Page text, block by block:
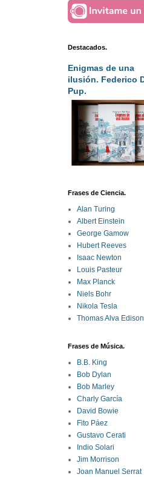
Destacados.
Enigmas de una
ilusión. Federico
Pup.
Frases de Ciencia.
Alan Turing
Albert Einstein
George Gamow
Hubert Reeves
Isaac Newton
Louis Pasteur
Max Planck
Niels Bohr
Nikola Tesla
Thomas Alva Edison
Frases de Música.
B.B. King
Bob Dylan
Bob Marley
Charly García
David Bowie
Fito Páez
Gustavo Cerati
Indio Solari
Jim Morrison
Joan Manuel Serrat